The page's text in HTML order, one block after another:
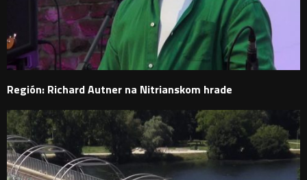
Región: Richard Autner na Nitrianskom hrade